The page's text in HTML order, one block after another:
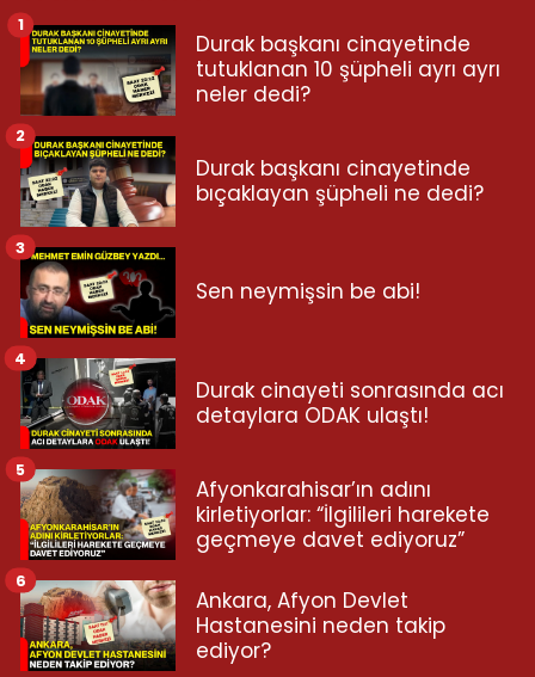
Durak başkanı cinayetinde
tutuklanan 10 şüpheli ayrı ayrı
neler dedi?
1
Durak başkanı cinayetinde
bıçaklayan şüpheli ne dedi?
2
Sen neymişsin be abi!
3
Durak cinayeti sonrasında acı
detaylara ODAK ulaştı!
4
Afyonkarahisar’ın adını
kirletiyorlar: “İlgilileri harekete
geçmeye davet ediyoruz”
5
Ankara, Afyon Devlet
Hastanesini neden takip
ediyor?
6